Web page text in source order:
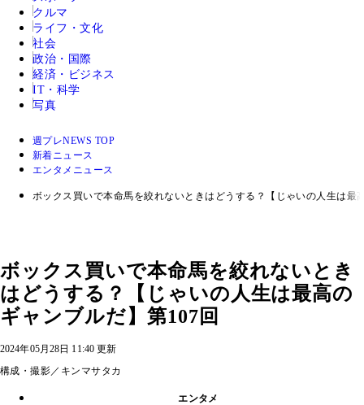
クルマ
ライフ・文化
社会
政治・国際
経済・ビジネス
IT・科学
写真
週プレNEWS TOP
新着ニュース
エンタメニュース
ボックス買いで本命馬を絞れないときはどうする？【じゃいの人生は最
ボックス買いで本命馬を絞れないとき
はどうする？【じゃいの人生は最高の
ギャンブルだ】第107回
2024年05月28日 11:40 更新
構成・撮影／キンマサタカ
エンタメ